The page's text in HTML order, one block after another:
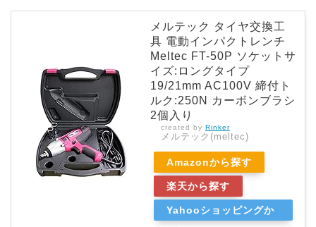
メルテック タイヤ交換工
具 電動インパクトレンチ
Meltec FT-50P ソケットサ
イズ:ロングタイプ
19/21mm AC100V 締付ト
ルク:250N カーボンブラシ
2個入り
created by Rinker
メルテック(meltec)
Amazonから探す
楽天から探す
Yahooショッピングか